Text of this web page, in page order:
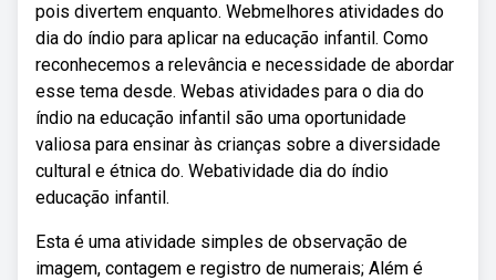
pois divertem enquanto. Webmelhores atividades do
dia do índio para aplicar na educação infantil. Como
reconhecemos a relevância e necessidade de abordar
esse tema desde. Webas atividades para o dia do
índio na educação infantil são uma oportunidade
valiosa para ensinar às crianças sobre a diversidade
cultural e étnica do. Webatividade dia do índio
educação infantil.
Esta é uma atividade simples de observação de
imagem, contagem e registro de numerais; Além é